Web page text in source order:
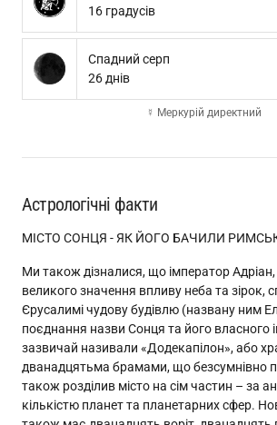
16 градусів
Спадний серп
26 днів
☿ Меркурій директний
Астрологічні факти
МІСТО СОНЦЯ - ЯК ЙОГО БАЧИЛИ
Ми також дізналися, що імператор
великого значення впливу неба та зірок,
Єрусалимі чудову будівлю (названу ним
поєднання назви Сонця та його власного
зазвичай називали «Додекапілон», або
дванадцятьма брамами, що безсумнівно
також розділив місто на сім частин – за
кількістю планет та планетарних сфер.